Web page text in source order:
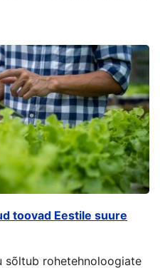
toovad Eestile suure
sõltub rohetehnoloogiate